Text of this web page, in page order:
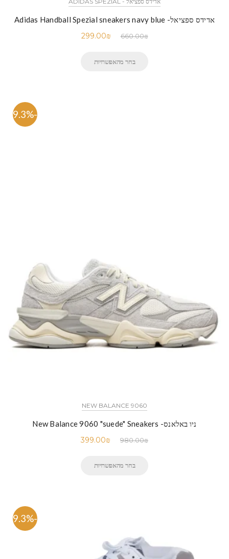
אדידס ספציאל- Adidas Handball Spezial sneakers navy blue
660.00₪
299.00₪
בחר מהאפשרויות
-59.3%
NEW BALANCE 9060
ניו באלאנס- New Balance 9060 "suede" Sneakers
980.00₪
399.00₪
בחר מהאפשרויות
-59.3%